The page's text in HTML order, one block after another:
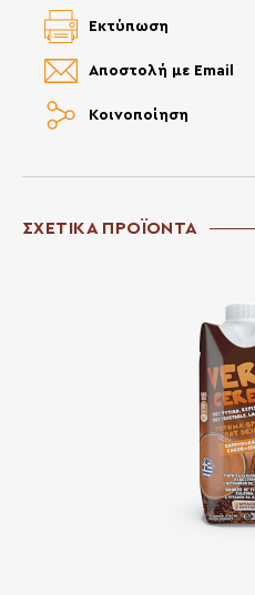
Κοινοποίηση
Αποστολή με Email
Εκτύπωση
ΣΧΕΤΙΚΑ ΠΡΟΪΟΝΤΑ